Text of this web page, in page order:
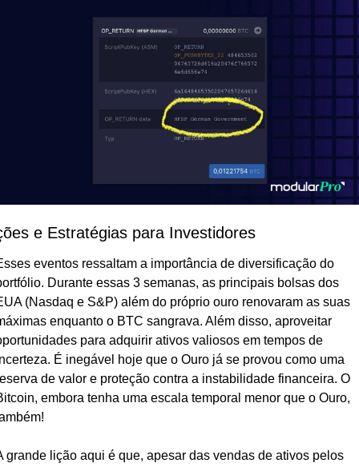
e Estratégias para Investidores
eventos ressaltam a importância de diversificação do
Durante essas 3 semanas, as principais bolsas dos
(Nasdaq e S&P) além do próprio ouro renovaram as suas
enquanto o BTC sangrava. Além disso, aproveitar
para adquirir ativos valiosos em tempos de
É inegável hoje que o Ouro já se provou como uma
de valor e proteção contra a instabilidade financeira. O
embora tenha uma escala temporal menor que o Ouro,
grande lição aqui é que, apesar das vendas de ativos pelos